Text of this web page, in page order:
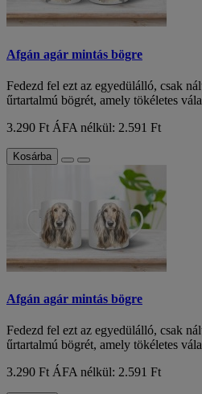
Afgán agár mintás bögre
Fedezd fel ezt az egyedülálló, csak
űrtartalmú bögrét, amely tökéletes
3.290 Ft ÁFA nélkül: 2.591 Ft
Kosárba
Afgán agár mintás bögre
Fedezd fel ezt az egyedülálló, csak
űrtartalmú bögrét, amely tökéletes
3.290 Ft ÁFA nélkül: 2.591 Ft